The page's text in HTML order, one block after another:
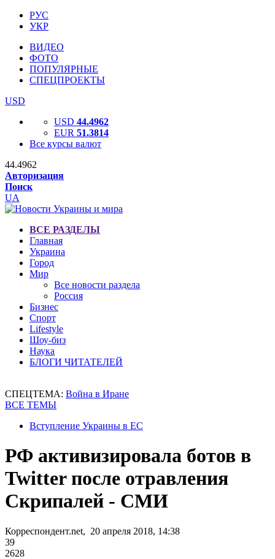
РУС
УКР
ВИДЕО
ФОТО
ПОПУЛЯРНЫЕ
СПЕЦПРОЕКТЫ
USD
USD 44.4962
EUR 51.3814
Все курсы валют
44.4962
Авторизация
Поиск
UA
ВСЕ РАЗДЕЛЫ
Главная
Украина
Город
Мир
Все новости раздела
Россия
Бизнес
Спорт
Lifestyle
Шоу-биз
Наука
БЛОГИ ЧИТАТЕЛЕЙ
СПЕЦТЕМА: Война в Иране
ВСЕ ТЕМЫ
Вступление Украины в ЕС
РФ активизировала ботов в
Twitter после отравления
Скрипалей - СМИ
Корреспондент.net, 20 апреля 2018, 14:38
39
2628